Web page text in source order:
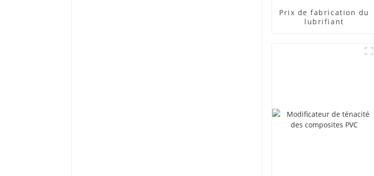
Prix ​​de fabrication du
lubrifiant